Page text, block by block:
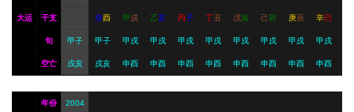
大运 干支 癸酉 甲 戌 乙亥 丙子 丁丑 戊寅 己卯 庚辰 辛巳
旬 甲子 甲子 甲戌 甲戌 甲戌 甲戌 甲戌 甲戌 甲戌 甲戌
空亡 戌亥 戌亥 申酉 申酉 申酉 申酉 申酉 申酉 申酉 申酉
年份 2004